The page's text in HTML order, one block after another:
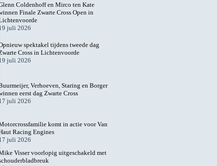
Coldenhoff en Mirco ten Kate
Finale Zwarte Cross Open in
juli 2026
spektakel tijdens tweede dag
Cross in Lichtenvoorde
juli 2026
Verhoeven, Staring en Borger
eerst dag Zwarte Cross
juli 2026
komt in actie voor Van
Racing Engines
juli 2026
Visser voorlopig uitgeschakeld met